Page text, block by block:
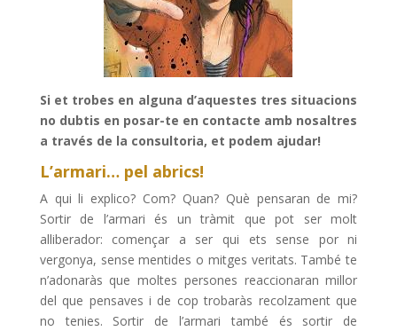
Si et trobes en alguna d’aquestes tres situacions
no dubtis en posar-te en contacte amb nosaltres
a través de la consultoria, et podem ajudar!
L’armari… pel abrics!
A qui li explico? Com? Quan? Què pensaran de mi?
Sortir de l’armari és un tràmit que pot ser molt
alliberador: començar a ser qui ets sense por ni
vergonya, sense mentides o mitges veritats. També te
n’adonaràs que moltes persones reaccionaran millor
del que pensaves i de cop trobaràs recolzament que
no tenies. Sortir de l’armari també és sortir de